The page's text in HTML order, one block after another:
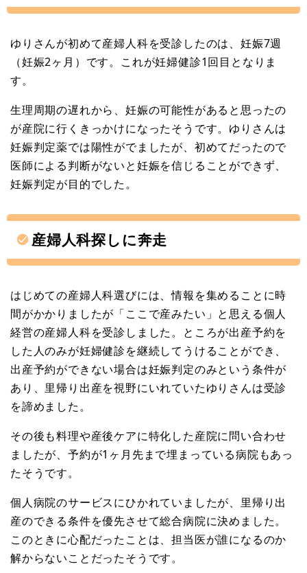
ゆりさんが初めて産婦人科を受診したのは、妊娠7週
（妊娠2ヶ月）です。これが妊婦健診1回目となりま
す。
生理周期の遅れから、妊娠の可能性があると思ったの
が産院に行くきっかけになったそうです。ゆりさんは
妊娠判定薬では陽性がでましたが、初めてだったので
医師による判断がないと妊娠を信じることができず、
妊娠判定が目的でした。
産婦人科探しに奔走
はじめての産婦人科選びには、情報を集めることに時
間がかかりましたが「ここで産みたい」と思える個人
経営の産婦人科を受診しました。ところが出産予約を
した人のみが妊婦健診を継続してうけることができ、
出産予約ができない場合は妊娠判定のみという条件が
あり、里帰り出産を視野にいれていたゆりさんは受診
を諦めました。
その後も料理や産後ケアに特化した産院に問い合わせ
ましたが、予約が1ヶ月先まで埋まっている病院もあっ
たそうです。
個人病院のサービスにひかれていましたが、里帰り出
産のできる条件を優先させて総合病院に決めました。
このときに心配だったことは、担当医が誰になるのか
解からないことだったそうです。